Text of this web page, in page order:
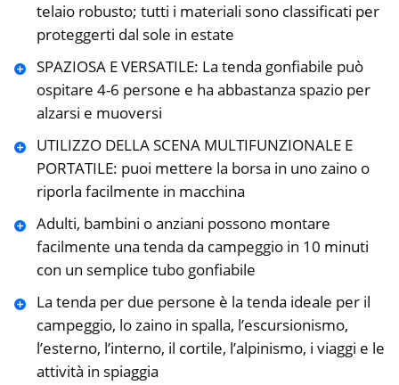
telaio robusto; tutti i materiali sono classificati per
proteggerti dal sole in estate
SPAZIOSA E VERSATILE: La tenda gonfiabile può
ospitare 4-6 persone e ha abbastanza spazio per
alzarsi e muoversi
UTILIZZO DELLA SCENA MULTIFUNZIONALE E
PORTATILE: puoi mettere la borsa in uno zaino o
riporla facilmente in macchina
Adulti, bambini o anziani possono montare
facilmente una tenda da campeggio in 10 minuti
con un semplice tubo gonfiabile
La tenda per due persone è la tenda ideale per il
campeggio, lo zaino in spalla, l’escursionismo,
l’esterno, l’interno, il cortile, l’alpinismo, i viaggi e le
attività in spiaggia